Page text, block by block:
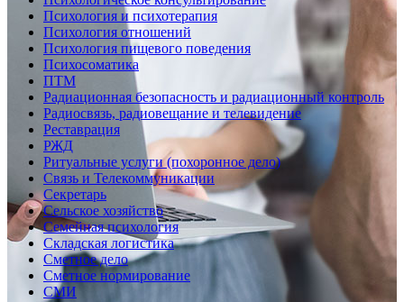
Психология и психотерапия
Психология отношений
Психология пищевого поведения
Психосоматика
ПТМ
Радиационная безопасность и радиационный контроль
Радиосвязь, радиовещание и телевидение
Реставрация
РЖД
Ритуальные услуги (похоронное дело)
Связь и Телекоммуникации
Секретарь
Сельское хозяйство
Семейная психология
Складская логистика
Сметное дело
Сметное нормирование
СМИ